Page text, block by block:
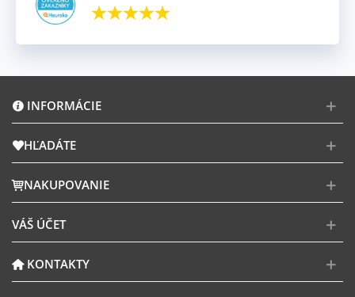
INFORMÁCIE
HĽADÁTE
NAKUPOVANIE
VÁŠ ÚČET
KONTAKTY